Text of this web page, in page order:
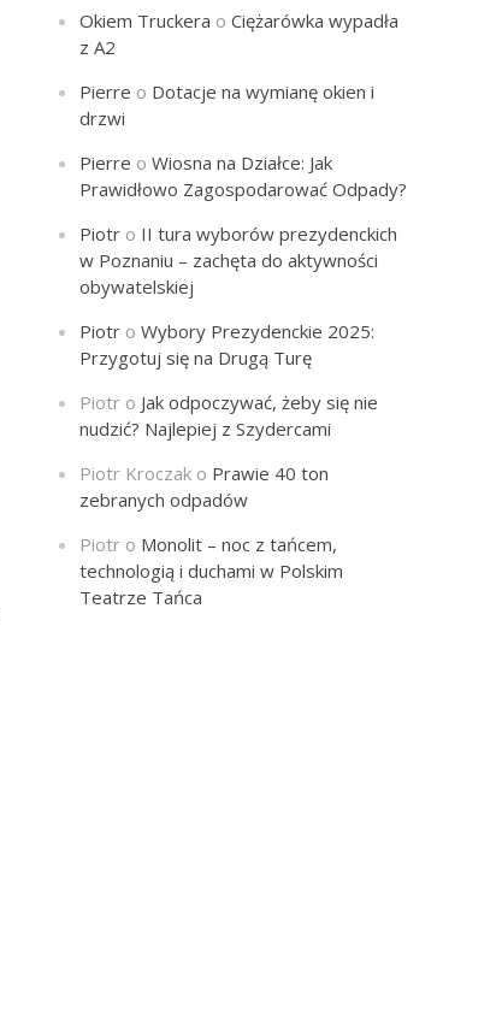
Okiem Truckera oCiężarówka wypadła
z A2
Pierre o Dotacje na wymianę okien i
drzwi
Pierre oWiosna na Działce: Jak
Prawidłowo Zagospodarować Odpady?
Piotr o II tura wyborów prezydenckich
w Poznaniu – zachęta do aktywności
obywatelskiej
Piotr oWybory Prezydenckie 2025:
Przygotuj się na Drugą Turę
Piotr o Jak odpoczywać, żeby się nie
nudzić? Najlepiej z Szydercami
Piotr Kroczak o Prawie 40 ton
zebranych odpadów
Piotr o Monolit – noc z tańcem,
technologią i duchami w Polskim
Teatrze Tańca